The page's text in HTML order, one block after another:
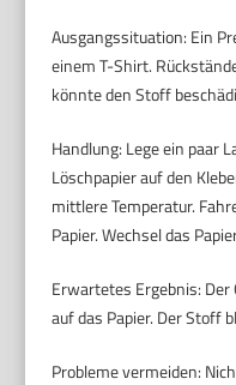
Ausgangssituation: Ein
einem T-Shirt.
könnte den Stoff
Handlung: Lege ein paar
Löschpapier auf den
mittlere Temperatur.
Papier. Wechsel das
Erwartetes Ergebnis:
auf das Papier. Der Stoff
Probleme vermeiden: